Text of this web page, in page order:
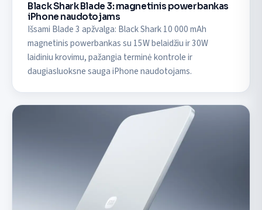
Black Shark Blade 3: magnetinis powerbankas
iPhone naudotojams
Išsami Blade 3 apžvalga: Black Shark 10 000 mAh
magnetinis powerbankas su 15W belaidžiu ir 30W
laidiniu krovimu, pažangia terminė kontrole ir
daugiasluoksne sauga iPhone naudotojams.